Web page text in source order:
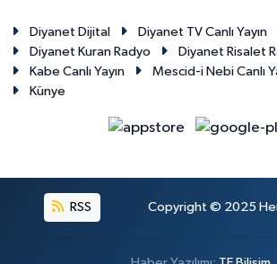
Diyanet Dijital Diyanet TV Canlı Yayın
Diyanet Kuran Radyo
Diyanet Risalet
Kabe Canlı Yayın
Mescid-i Nebi Canlı
Künye
RSS Copyright © 2025 Her